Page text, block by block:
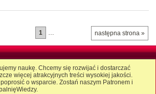
następna strona »
1 …
naukę. Chcemy się rozwijać i dostarczać
więcej atrakcyjnych treści wysokiej jakości.
o wsparcie. Zostań naszym Patronem i